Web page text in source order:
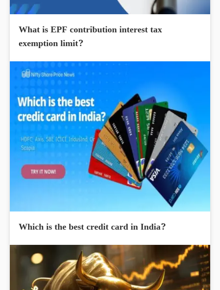
What is EPF contribution interest tax
exemption limit?
Which is the best credit card in India?